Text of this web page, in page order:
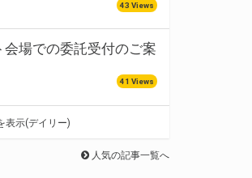
43 Views
会場での委託受付のご案
41 Views
表示(デイリー)
人気の記事一覧へ